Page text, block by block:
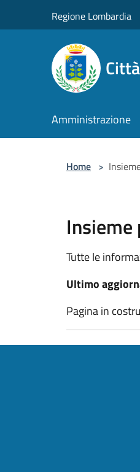
Regione Lombardia
Amministrazione
Home >
Insieme
Tutte le
Ultimo
Pagina in